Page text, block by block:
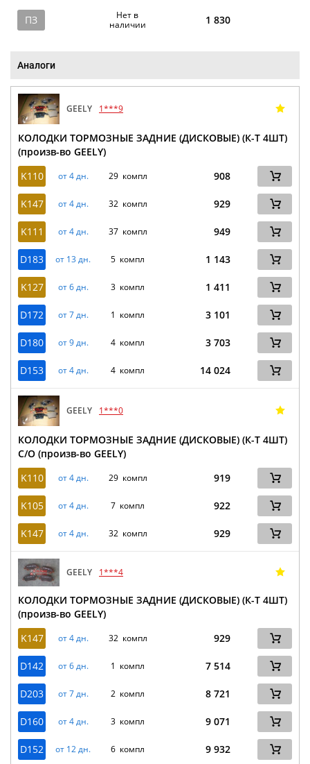
ПЗ
Нет в
наличии
1 830
Аналоги
GEELY 1***9
КОЛОДКИ ТОРМОЗНЫЕ ЗАДНИЕ (ДИСКОВЫЕ) (К-Т 4ШТ)
(произв-во GEELY)
K110
от 4 дн. 29 компл 908
K147 от 4 дн. 32 компл 929
K111 от 4 дн. 37 компл 949
D183 от 13 дн. 5 компл 1 143
K127 от 6 дн. 3 компл 1 411
D172 от 7 дн. 1 компл 3 101
D180 от 9 дн. 4 компл 3 703
D153 от 4 дн. 4 компл 14 024
GEELY 1***0
КОЛОДКИ ТОРМОЗНЫЕ ЗАДНИЕ (ДИСКОВЫЕ) (К-Т 4ШТ)
С/О (произв-во GEELY)
K110
от 4 дн. 29 компл 919
K105 от 4 дн. 7 компл 922
K147 от 4 дн. 32 компл 929
GEELY 1***4
КОЛОДКИ ТОРМОЗНЫЕ ЗАДНИЕ (ДИСКОВЫЕ) (К-Т 4ШТ)
(произв-во GEELY)
K147
от 4 дн. 32 компл 929
D142 от 6 дн. 1 компл 7 514
D203 от 7 дн. 2 компл 8 721
D160 от 4 дн. 3 компл 9 071
D152 от 12 дн. 6 компл 9 932